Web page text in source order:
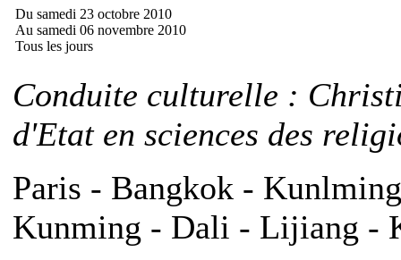
Du samedi 23 octobre 2010
Au samedi 06 novembre 2010
Tous les jours
Conduite culturelle :
d'Etat en sciences des
Paris - Bangkok -
Kunming - Dali - Lijiang -